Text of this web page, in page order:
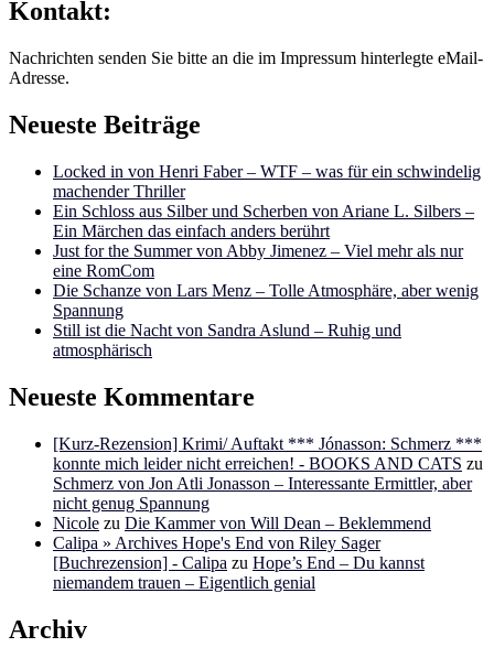
Kontakt:
Nachrichten senden Sie bitte an die im Impressum hinterlegte eMail-
Adresse.
Neueste Beiträge
Locked in von Henri Faber – WTF – was für ein schwindelig
machender Thriller
Ein Schloss aus Silber und Scherben von Ariane L. Silbers –
Ein Märchen das einfach anders berührt
Just for the Summer von Abby Jimenez – Viel mehr als nur
eine RomCom
Die Schanze von Lars Menz – Tolle Atmosphäre, aber wenig
Spannung
Still ist die Nacht von Sandra Aslund – Ruhig und
atmosphärisch
Neueste Kommentare
[Kurz-Rezension] Krimi/ Auftakt *** Jónasson: Schmerz ***
konnte mich leider nicht erreichen! - BOOKS AND CATS zu
Schmerz von Jon Atli Jonasson – Interessante Ermittler, aber
nicht genug Spannung
Nicole zu Die Kammer von Will Dean – Beklemmend
Calipa » Archives Hope's End von Riley Sager
[Buchrezension] - Calipa zu Hope’s End – Du kannst
niemandem trauen – Eigentlich genial
Archiv